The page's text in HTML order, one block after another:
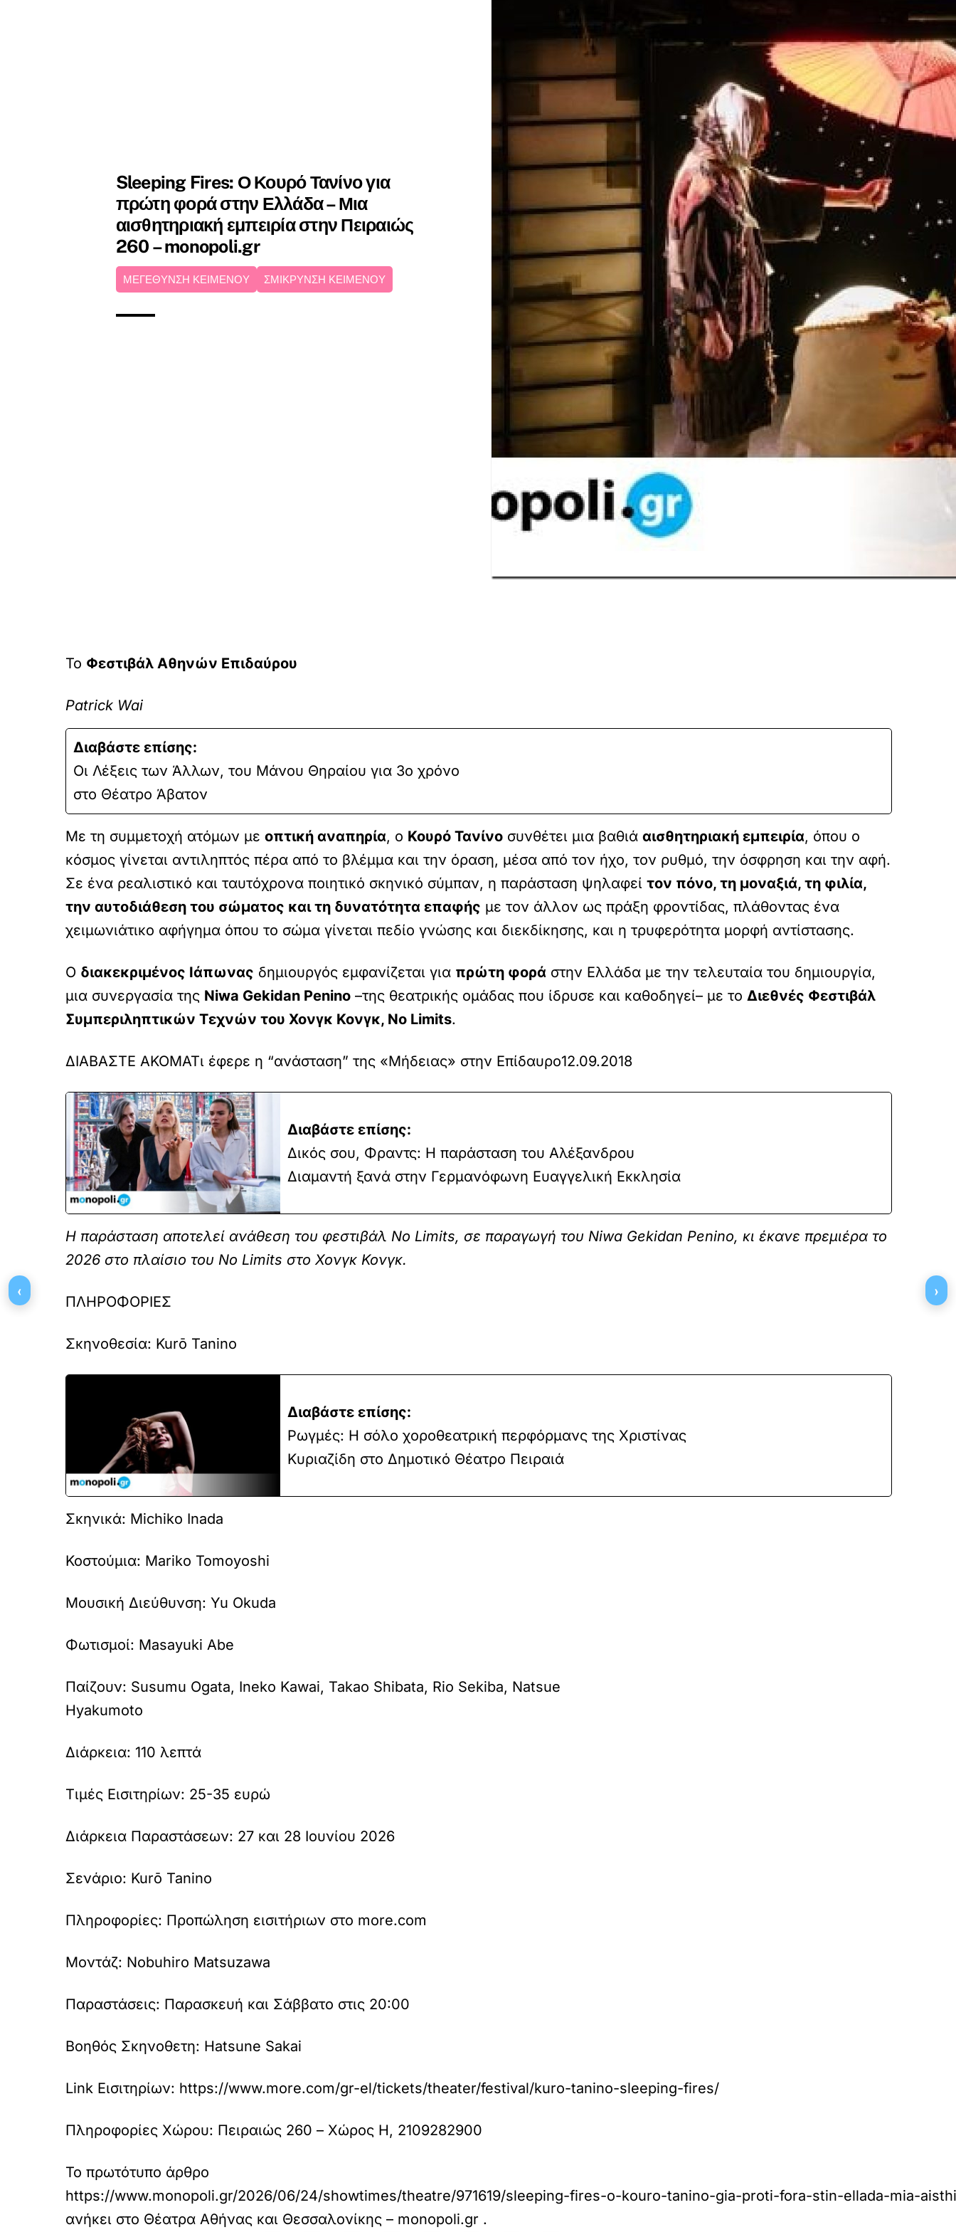
Sleeping Fires: Ο Κουρό Τανίνο για
πρώτη φορά στην Ελλάδα – Μια
αισθητηριακή εμπειρία στην Πειραιώς
260 – monopoli.gr
ΜΕΓΕΘΥΝΣΗ ΚΕΙΜΕΝΟΥ ΣΜΙΚΡΥΝΣΗ ΚΕΙΜΕΝΟΥ
To Φεστιβάλ Αθηνών Επιδαύρου
Patrick Wai
Διαβάστε επίσης:
Οι Λέξεις των Άλλων, του Μάνου Θηραίου για 3ο χρόνο
στο Θέατρο Άβατον
Με τη συμμετοχή ατόμων με οπτική αναπηρία, ο Κουρό Τανίνο συνθέτει μια βαθιά αισθητηριακή εμπειρία, όπου ο
κόσμος γίνεται αντιληπτός πέρα από το βλέμμα και την όραση, μέσα από τον ήχο, τον ρυθμό, την όσφρηση και την αφή.
Σε ένα ρεαλιστικό και ταυτόχρονα ποιητικό σκηνικό σύμπαν, η παράσταση ψηλαφεί τον πόνο, τη μοναξιά, τη φιλία,
την αυτοδιάθεση του σώματος και τη δυνατότητα επαφής με τον άλλον ως πράξη φροντίδας, πλάθοντας ένα
χειμωνιάτικο αφήγημα όπου το σώμα γίνεται πεδίο γνώσης και διεκδίκησης, και η τρυφερότητα μορφή αντίστασης.
Ο διακεκριμένος Ιάπωνας δημιουργός εμφανίζεται για πρώτη φορά στην Ελλάδα με την τελευταία του δημιουργία,
μια συνεργασία της Niwa Gekidan Penino –της θεατρικής ομάδας που ίδρυσε και καθοδηγεί– με το Διεθνές Φεστιβάλ
Συμπεριληπτικών Τεχνών του Χονγκ Κονγκ, No Limits.
ΔΙΑΒΑΣΤΕ ΑΚΟΜΑΤι έφερε η “ανάσταση” της «Μήδειας» στην Επίδαυρο12.09.2018
Διαβάστε επίσης:
Δικός σου, Φραντς: Η παράσταση του Αλέξανδρου
Διαμαντή ξανά στην Γερμανόφωνη Ευαγγελική Εκκλησία
Η παράσταση αποτελεί ανάθεση του φεστιβάλ No Limits, σε παραγωγή του Niwa Gekidan Penino, κι έκανε πρεμιέρα το
2026 στο πλαίσιο του No Limits στο Χονγκ Κονγκ.
ΠΛΗΡΟΦΟΡΙΕΣ
Σκηνοθεσία: Kurō Tanino
Διαβάστε επίσης:
Ρωγμές: Η σόλο χοροθεατρική περφόρμανς της Χριστίνας
Κυριαζίδη στο Δημοτικό Θέατρο Πειραιά
Σκηνικά: Michiko Inada
Κοστούμια: Mariko Tomoyoshi
Μουσική Διεύθυνση: Yu Okuda
Φωτισμοί: Masayuki Abe
Παίζουν: Susumu Ogata, Ineko Kawai, Takao Shibata, Rio Sekiba, Natsue
Hyakumoto
Διάρκεια: 110 λεπτά
Τιμές Εισιτηρίων: 25-35 ευρώ
Διάρκεια Παραστάσεων: 27 και 28 Ιουνίου 2026
Σενάριο: Kurō Tanino
Πληροφορίες: Προπώληση εισιτήριων στο more.com
Μοντάζ: Nobuhiro Matsuzawa
Παραστάσεις: Παρασκευή και Σάββατο στις 20:00
Βοηθός Σκηνοθετη: Hatsune Sakai
Link Εισιτηρίων: https://www.more.com/gr-el/tickets/theater/festival/kuro-tanino-sleeping-fires/
Πληροφορίες Χώρου: Πειραιώς 260 – Χώρος Η, 2109282900
Το πρωτότυπο άρθρο
https://www.monopoli.gr/2026/06/24/showtimes/theatre/971619/sleeping-fires-o-kouro-tanino-gia-proti-fora-stin-ellada-mia-
ανήκει στο Θέατρα Αθήνας και Θεσσαλονίκης – monopoli.gr .
‹ ›